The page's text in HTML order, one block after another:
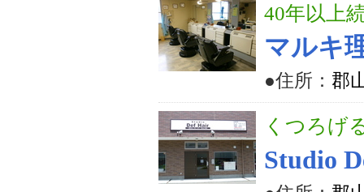
40年以上
マルキ
●住所： 郡
くつろげ
Studio